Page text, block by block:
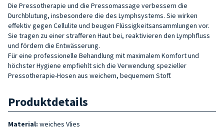
Die Pressotherapie und die Pressomassage verbessern die
Durchblutung, insbesondere die des Lymphsystems. Sie wirken
effektiv gegen Cellulite und beugen Flüssigkeitsansammlungen vor.
Sie tragen zu einer strafferen Haut bei, reaktivieren den Lymphfluss
und fördern die Entwässerung.
Für eine professionelle Behandlung mit maximalem Komfort und
höchster Hygiene empfiehlt sich die Verwendung spezieller
Pressotherapie-Hosen aus weichem, bequemem Stoff.
Produktdetails
Material: weiches Vlies